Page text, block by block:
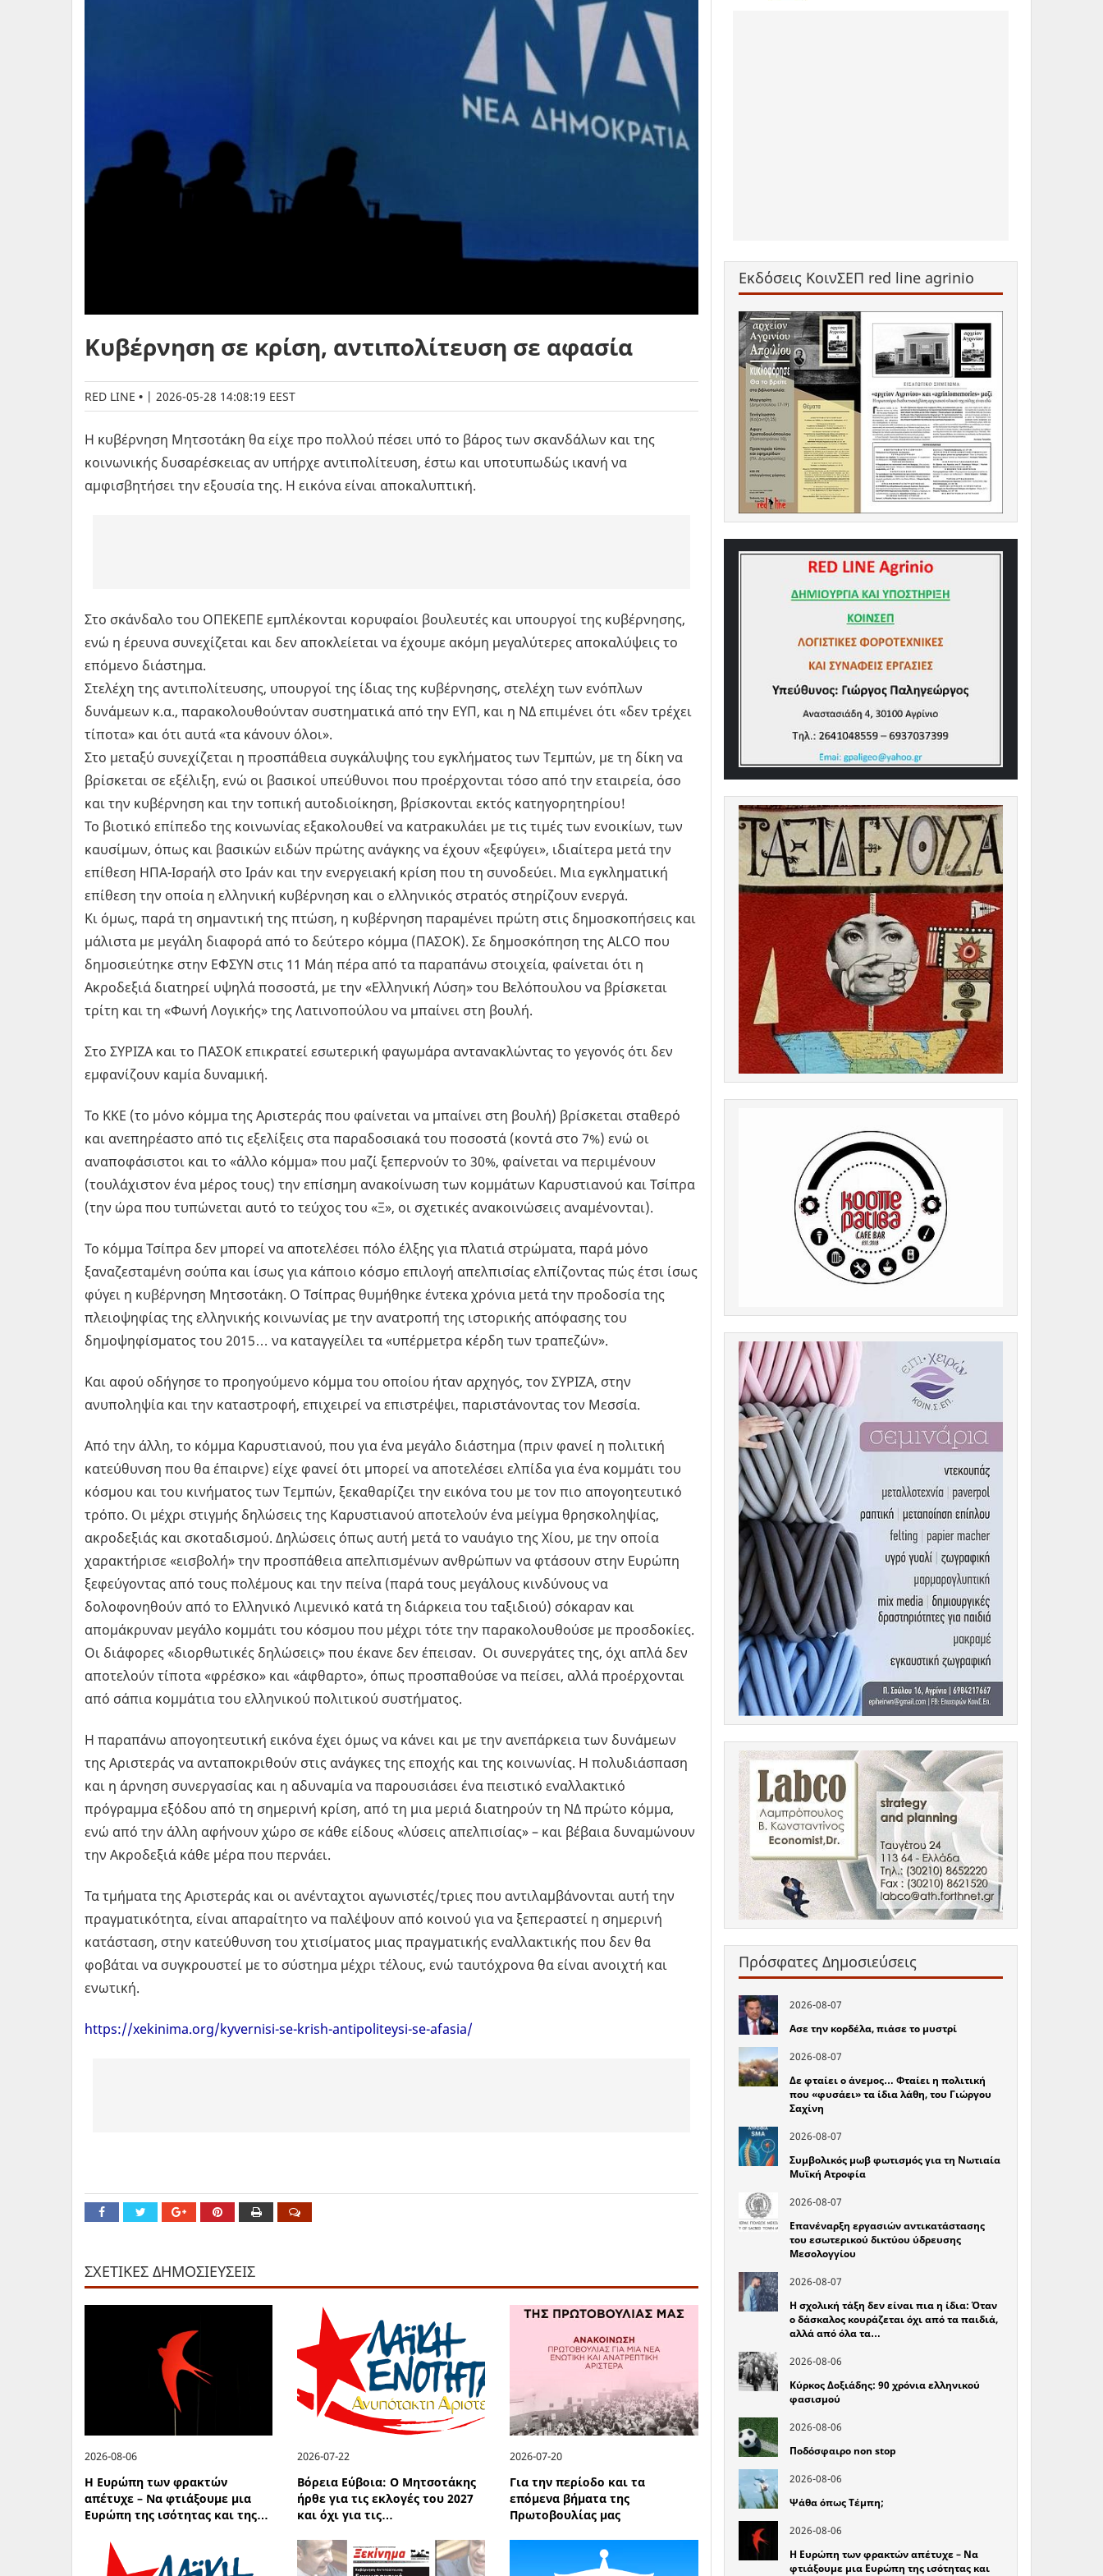
Κυβέρνηση σε κρίση, αντιπολίτευση σε αφασία
RED LINE | 2026-05-28 14:08:19 EEST
Η κυβέρνηση Μητσοτάκη θα είχε προ πολλού πέσει υπό το βάρος των σκανδάλων και της
κοινωνικής δυσαρέσκειας αν υπήρχε αντιπολίτευση, έστω και υποτυπωδώς ικανή να
αμφισβητήσει την εξουσία της. Η εικόνα είναι αποκαλυπτική.
Στο σκάνδαλο του ΟΠΕΚΕΠΕ εμπλέκονται κορυφαίοι βουλευτές και υπουργοί της κυβέρνησης,
ενώ η έρευνα συνεχίζεται και δεν αποκλείεται να έχουμε ακόμη μεγαλύτερες αποκαλύψεις το
επόμενο διάστημα.
Στελέχη της αντιπολίτευσης, υπουργοί της ίδιας της κυβέρνησης, στελέχη των ενόπλων
δυνάμεων κ.α., παρακολουθούνταν συστηματικά από την ΕΥΠ, και η ΝΔ επιμένει ότι «δεν τρέχει
τίποτα» και ότι αυτά «τα κάνουν όλοι».
Στο μεταξύ συνεχίζεται η προσπάθεια συγκάλυψης του εγκλήματος των Τεμπών, με τη δίκη να
βρίσκεται σε εξέλιξη, ενώ οι βασικοί υπεύθυνοι που προέρχονται τόσο από την εταιρεία, όσο
και την κυβέρνηση και την τοπική αυτοδιοίκηση, βρίσκονται εκτός κατηγορητηρίου!
Το βιοτικό επίπεδο της κοινωνίας εξακολουθεί να κατρακυλάει με τις τιμές των ενοικίων, των
καυσίμων, όπως και βασικών ειδών πρώτης ανάγκης να έχουν «ξεφύγει», ιδιαίτερα μετά την
επίθεση ΗΠΑ-Ισραήλ στο Ιράν και την ενεργειακή κρίση που τη συνοδεύει. Μια εγκληματική
επίθεση την οποία η ελληνική κυβέρνηση και ο ελληνικός στρατός στηρίζουν ενεργά.
Κι όμως, παρά τη σημαντική της πτώση, η κυβέρνηση παραμένει πρώτη στις δημοσκοπήσεις και
μάλιστα με μεγάλη διαφορά από το δεύτερο κόμμα (ΠΑΣΟΚ). Σε δημοσκόπηση της ALCO που
δημοσιεύτηκε στην ΕΦΣΥΝ στις 11 Μάη πέρα από τα παραπάνω στοιχεία, φαίνεται ότι η
Ακροδεξιά διατηρεί υψηλά ποσοστά, με την «Ελληνική Λύση» του Βελόπουλου να βρίσκεται
τρίτη και τη «Φωνή Λογικής» της Λατινοπούλου να μπαίνει στη βουλή.
Στο ΣΥΡΙΖΑ και το ΠΑΣΟΚ επικρατεί εσωτερική φαγωμάρα αντανακλώντας το γεγονός ότι δεν
εμφανίζουν καμία δυναμική.
Το ΚΚΕ (το μόνο κόμμα της Αριστεράς που φαίνεται να μπαίνει στη βουλή) βρίσκεται σταθερό
και ανεπηρέαστο από τις εξελίξεις στα παραδοσιακά του ποσοστά (κοντά στο 7%) ενώ οι
αναποφάσιστοι και το «άλλο κόμμα» που μαζί ξεπερνούν το 30%, φαίνεται να περιμένουν
(τουλάχιστον ένα μέρος τους) την επίσημη ανακοίνωση των κομμάτων Καρυστιανού και Τσίπρα
(την ώρα που τυπώνεται αυτό το τεύχος του «Ξ», οι σχετικές ανακοινώσεις αναμένονται).
Το κόμμα Τσίπρα δεν μπορεί να αποτελέσει πόλο έλξης για πλατιά στρώματα, παρά μόνο
ξαναζεσταμένη σούπα και ίσως για κάποιο κόσμο επιλογή απελπισίας ελπίζοντας πώς έτσι ίσως
φύγει η κυβέρνηση Μητσοτάκη. Ο Τσίπρας θυμήθηκε έντεκα χρόνια μετά την προδοσία της
πλειοψηφίας της ελληνικής κοινωνίας με την ανατροπή της ιστορικής απόφασης του
δημοψηφίσματος του 2015… να καταγγείλει τα «υπέρμετρα κέρδη των τραπεζών».
Και αφού οδήγησε το προηγούμενο κόμμα του οποίου ήταν αρχηγός, τον ΣΥΡΙΖΑ, στην
ανυποληψία και την καταστροφή, επιχειρεί να επιστρέψει, παριστάνοντας τον Μεσσία.
Από την άλλη, το κόμμα Καρυστιανού, που για ένα μεγάλο διάστημα (πριν φανεί η πολιτική
κατεύθυνση που θα έπαιρνε) είχε φανεί ότι μπορεί να αποτελέσει ελπίδα για ένα κομμάτι του
κόσμου και του κινήματος των Τεμπών, ξεκαθαρίζει την εικόνα του με τον πιο απογοητευτικό
τρόπο. Οι μέχρι στιγμής δηλώσεις της Καρυστιανού αποτελούν ένα μείγμα θρησκοληψίας,
ακροδεξιάς και σκοταδισμού. Δηλώσεις όπως αυτή μετά το ναυάγιο της Χίου, με την οποία
χαρακτήρισε «εισβολή» την προσπάθεια απελπισμένων ανθρώπων να φτάσουν στην Ευρώπη
ξεφεύγοντας από τους πολέμους και την πείνα (παρά τους μεγάλους κινδύνους να
δολοφονηθούν από το Ελληνικό Λιμενικό κατά τη διάρκεια του ταξιδιού) σόκαραν και
απομάκρυναν μεγάλο κομμάτι του κόσμου που μέχρι τότε την παρακολουθούσε με προσδοκίες.
Οι διάφορες «διορθωτικές δηλώσεις» που έκανε δεν έπεισαν. Οι συνεργάτες της, όχι απλά δεν
αποτελούν τίποτα «φρέσκο» και «άφθαρτο», όπως προσπαθούσε να πείσει, αλλά προέρχονται
από σάπια κομμάτια του ελληνικού πολιτικού συστήματος.
Η παραπάνω απογοητευτική εικόνα έχει όμως να κάνει και με την ανεπάρκεια των δυνάμεων
της Αριστεράς να ανταποκριθούν στις ανάγκες της εποχής και της κοινωνίας. Η πολυδιάσπαση
και η άρνηση συνεργασίας και η αδυναμία να παρουσιάσει ένα πειστικό εναλλακτικό
πρόγραμμα εξόδου από τη σημερινή κρίση, από τη μια μεριά διατηρούν τη ΝΔ πρώτο κόμμα,
ενώ από την άλλη αφήνουν χώρο σε κάθε είδους «λύσεις απελπισίας» – και βέβαια δυναμώνουν
την Ακροδεξιά κάθε μέρα που περνάει.
Τα τμήματα της Αριστεράς και οι ανένταχτοι αγωνιστές/τριες που αντιλαμβάνονται αυτή την
πραγματικότητα, είναι απαραίτητο να παλέψουν από κοινού για να ξεπεραστεί η σημερινή
κατάσταση, στην κατεύθυνση του χτισίματος μιας πραγματικής εναλλακτικής που δεν θα
φοβάται να συγκρουστεί με το σύστημα μέχρι τέλους, ενώ ταυτόχρονα θα είναι ανοιχτή και
ενωτική.
https://xekinima.org/kyvernisi-se-krish-antipoliteysi-se-afasia/
ΣΧΕΤΙΚΕΣ ΔΗΜΟΣΙΕΥΣΕΙΣ
2026-08-06
Η Ευρώπη των φρακτών
απέτυχε – Να φτιάξουμε μια
Ευρώπη της ισότητας και της…
2026-07-22
Βόρεια Εύβοια: Ο Μητσοτάκης
ήρθε για τις εκλογές του 2027
και όχι για τις…
2026-07-20
Για την περίοδο και τα
επόμενα βήματα της
Πρωτοβουλίας μας
Εκδόσεις ΚοινΣΕΠ red line agrinio
Πρόσφατες Δημοσιεύσεις
2026-08-07
Ασε την κορδέλα, πιάσε το μυστρί
2026-08-07
Δε φταίει ο άνεμος… Φταίει η πολιτική
που «φυσάει» τα ίδια λάθη, του Γιώργου
Σαχίνη
2026-08-07
Συμβολικός μωβ φωτισμός για τη Νωτιαία
Μυϊκή Ατροφία
2026-08-07
Επανέναρξη εργασιών αντικατάστασης
του εσωτερικού δικτύου ύδρευσης
Μεσολογγίου
2026-08-07
Η σχολική τάξη δεν είναι πια η ίδια: Όταν
ο δάσκαλος κουράζεται όχι από τα παιδιά,
αλλά από όλα τα…
2026-08-06
Κύρκος Δοξιάδης: 90 χρόνια ελληνικού
φασισμού
2026-08-06
Ποδόσφαιρο non stop
2026-08-06
Ψάθα όπως Τέμπη;
2026-08-06
Η Ευρώπη των φρακτών απέτυχε – Να
φτιάξουμε μια Ευρώπη της ισότητας και